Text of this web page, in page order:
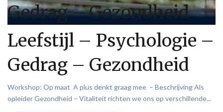
Gedrag – Gezondheid
Leefstijl – Psychologie –
Gedrag – Gezondheid
Workshop: Op maat A plus denkt graag mee – Beschrijving Als
opleider Gezondheid – Vitaliteit richten we ons op verschillende...